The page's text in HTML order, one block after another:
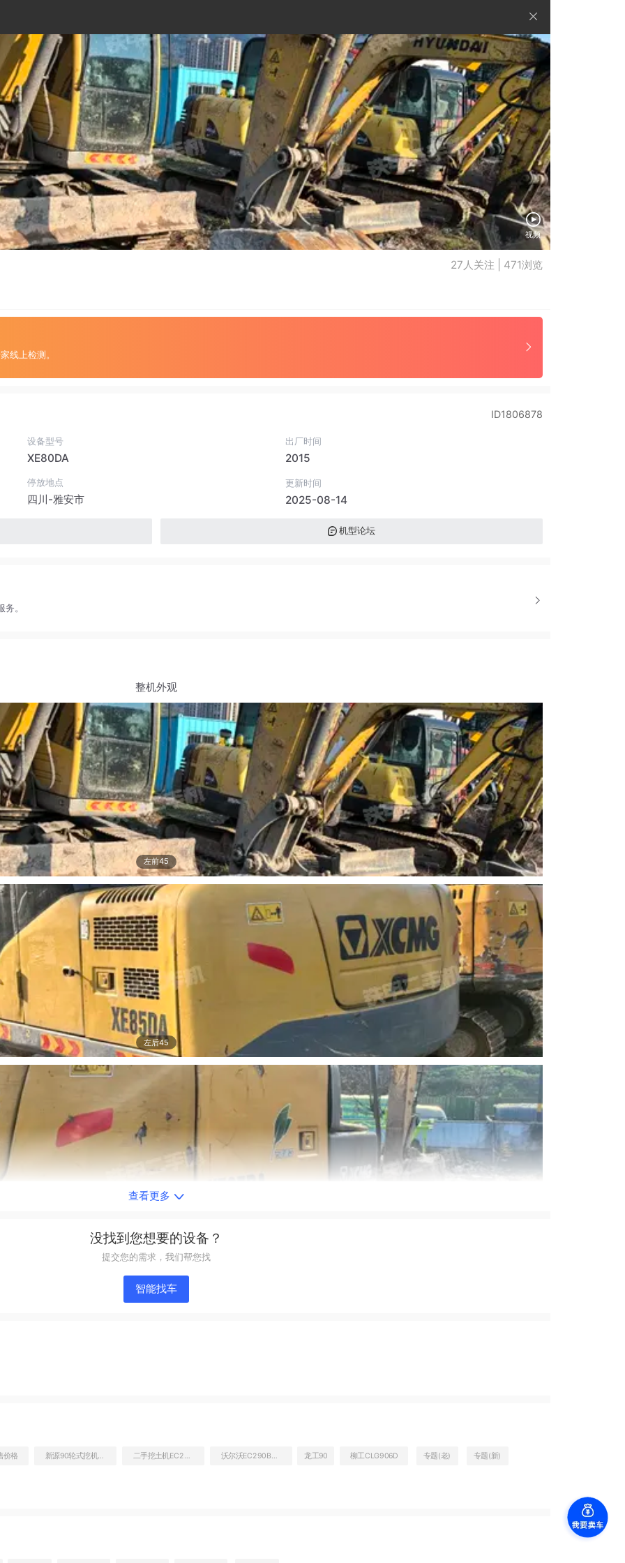
视频
27人关注 | 471浏览
线上检测。
ID1806878
设备型号
XE80DA
出厂时间
2015
停放地点
四川-雅安市
更新时间
2025-08-14
机型论坛
。
整机外观
左前45
左后45
查看更多
没找到您想要的设备？
提交您的需求，我们帮您找
智能找车
价格 龙工90 柳工CLG906D 专题(老) 专题(新)